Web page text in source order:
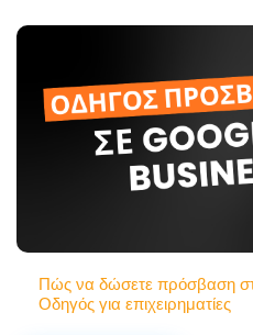
Πώς να δώσετε πρόσβαση
Οδηγός για επιχειρηματίες